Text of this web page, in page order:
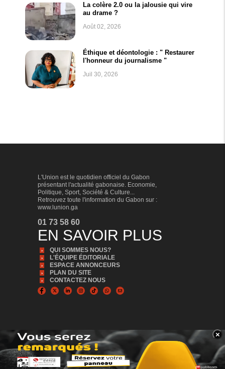
La colère 2.0 ou la jalousie qui vire
au drame ?
Août 02, 2026
Éthique et déontologie : " Restaurer
l'honneur du journalisme "
Juil 30, 2026
BANNER_BAS
×
L'Union est le quotidien officiel du Gabon
présentant l'actualité gabonaise. Economie,
Politique, Sport, Société & Culture...
Retrouvez toute l'information du Gabon sur :
www.lunion.ga
01 73 58 60
EN SAVOIR PLUS
QUI SOMMES NOUS?
L'ÉQUIPE ÉDITORIALE
ESPACE ANNONCEURS
PLAN DU SITE
CONTACTEZ NOUS
© Copyright 2024, Tous droits réservés | L'Union est édité par la Sonapresse
Plus d'infos, Plus proche de vous